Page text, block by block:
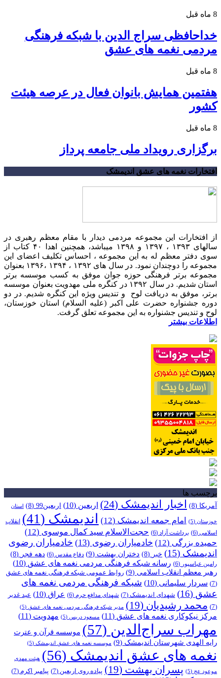
8 ماه قبل
خداحافظی سراج الدین با شبکه فرهنگی
مردمی نغمه های عشق
8 ماه قبل
هفتمین همایش بانوان فعال در عرصه‌ هیئت
کشور
8 ماه قبل
برگزاری رویداد ملی جامعه پرداز
افتخارات نغمه های عشق اندیمشک
از افتخارات این مجموعه مردمی دیدار با مقام معظم رهبری در
سالهای ۱۳۹۳ ، ۱۳۹۷ و ۱۳۹۸ میباشد، همچنین اهدا ۴۰ کتاب از
سوی دفتر معظم له به این مجموعه ، احساس تکلیف اعضای این
مجموعه را دوچندان نمود. در سال های ۱۳۹۲ ، ۱۳۹۴ ،۱۳۹۶ بعنوان
مجموعه برتر فرهنگی حوزه جوان موفق به کسب موسسه برتر
استان شدیم. در سال ۱۳۹۲ در کنگره ملی مهدویت بعنوان موسسه
برتر، موفق به دریافت لوح و تندیس ویژه این کنگره شدیم. در دو
دوره جشنواره حضرت علی اکبر (علیه السلام) استان خوزستان،
لوح و تندیس جشنواره به این مجموعه تعلق گرفت.
اطلاعات بیشتر
برچسب ها
آمریکا (8) اخبار اندیمشک (24) اربعین (10) اربعین99 (8) استان
خوزستان (5) امام جمعه اندیمشک (12) اندیمشک (41)
انقلاب
اسلامی (6) برداشت آزاد (6) حجت‌الاسلام سید کمال موسوی (12)
حمیده بزرگی (12) خادمیاران رضوی (13)
خادمیاران رضوی
اندیمشک (15) خبر (8) دختران بهشت (9) دفاع مقدس (6) دهه فجر (8)
رامین عباسپور (6) رسانه شبکه فرهنگی مردمی نغمه های عشق (10)
رهبر معظم انقلاب اسلامی (9)
روابط عمومی شبکه فرهنگی نغمه های عشق
(7)
سردار سلیمانی (10)
شبکه فرهنگی مردمی نغمه های
عشق (16) شهدای اندیمشک (7) شهدای مدافع حرم (6) عراق (10)
عید غدیر
(7)
محمد رشیدیان (19) مدیر شبکه فرهنگی مردمی نغمه های عشق (5)
مرکز نیکوکاری نغمه های عشق (11) مسعود دریس (5) مهدویت (11)
مهراب سراج‌الدین (57)
موسسه قرآن و عترت
رایه الهدی شهرستان اندیمشک (9) موسسه نغمه های عشق اندیمشک (5)
نغمه های عشق اندیمشک (56) هیئت مهدی
موعود عج (5) پسران بهشت (19) پیاده روی اربعین (7) پیامبر اکرم (7)